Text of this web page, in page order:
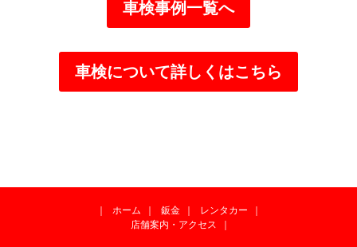
車検事例一覧へ
車検について詳しくはこちら
｜ ホーム ｜ 鈑金 ｜ レンタカー
｜
店舗案内・アクセス
｜